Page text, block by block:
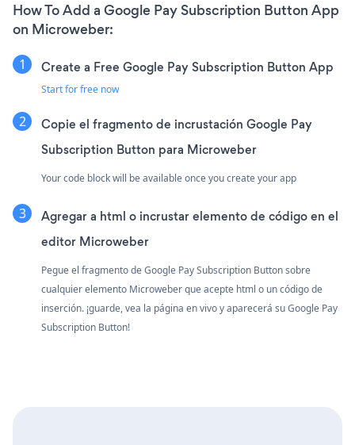
How To Add a Google Pay Subscription Button App
on Microweber:
Create a Free Google Pay Subscription Button App
Start for free now
Copie el fragmento de incrustación Google Pay
Subscription Button para Microweber
Your code block will be available once you create your app
Agregar a html o incrustar elemento de código en el
editor Microweber
Pegue el fragmento de Google Pay Subscription Button sobre
cualquier elemento Microweber que acepte html o un código de
inserción. ¡guarde, vea la página en vivo y aparecerá su Google Pay
Subscription Button!